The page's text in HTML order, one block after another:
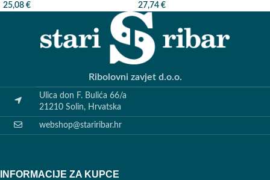
25,08 € 27,74 €
Ribolovni zavjet d.o.o.
Ulica don F. Bulića 66/a
21210 Solin, Hrvatska
webshop@stariribar.hr
INFORMACIJE ZA KUPCE